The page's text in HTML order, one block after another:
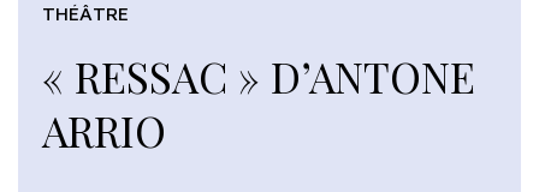
« RESSAC » D’ANTONE
ARRIO
THÉÂTRE